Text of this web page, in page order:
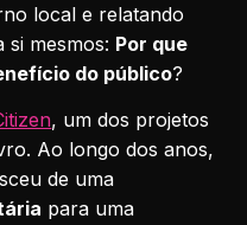
local e relatando
mesmos: Por que
do público?
, um dos projetos
Ao longo dos anos,
de uma
para uma